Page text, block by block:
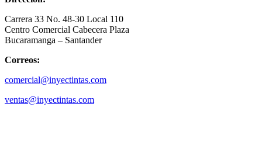
Carrera 33 No. 48-30 Local 110
Centro Comercial Cabecera Plaza
Bucaramanga – Santander
Correos:
comercial@inyectintas.com
ventas@inyectintas.com